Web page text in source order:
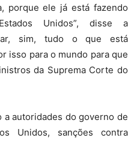
porque ele já está fazendo
Unidos”, disse a
sim, tudo o que está
isso para o mundo para que
da Suprema Corte do
autoridades do governo de
Unidos, sanções contra